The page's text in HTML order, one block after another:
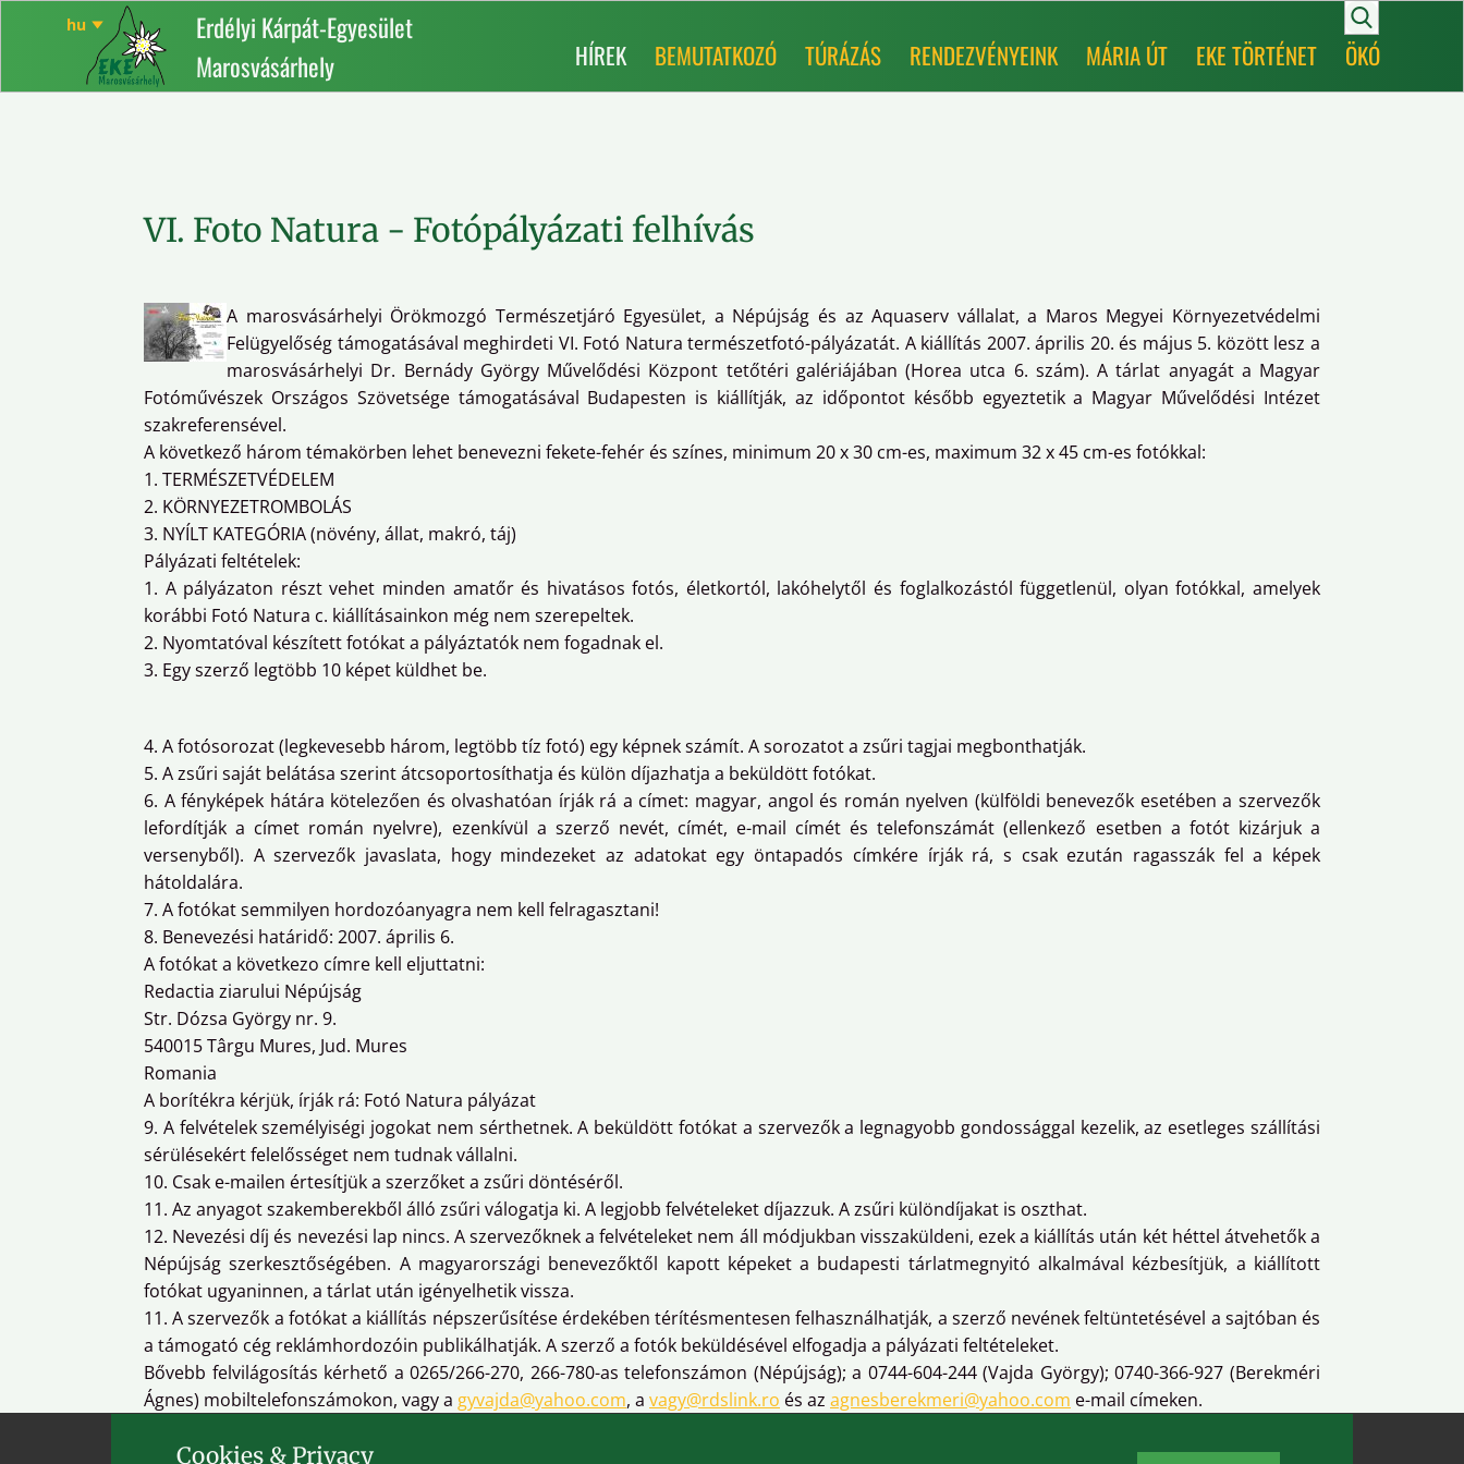
Erdélyi Kárpát-Egyesület
Marosvásárhely
HÍREK BEMUTATKOZÓ TÚRÁZÁS RENDEZVÉNYEINK MÁRIA ÚT EKE TÖRTÉNET ÖKÓ
VI. Foto Natura - Fotópályázati felhívás
A marosvásárhelyi Örökmozgó Természetjáró Egyesület, a Népújság és az Aquaserv vállalat, a Maros Megyei Környezetvédelmi
Felügyelőség támogatásával meghirdeti VI. Fotó Natura természetfotó-pályázatát. A kiállítás 2007. április 20. és május 5. között lesz a
marosvásárhelyi Dr. Bernády György Művelődési Központ tetőtéri galériájában (Horea utca 6. szám). A tárlat anyagát a Magyar
Fotóművészek Országos Szövetsége támogatásával Budapesten is kiállítják, az időpontot később egyeztetik a Magyar Művelődési Intézet
szakreferensével.
A következő három témakörben lehet benevezni fekete-fehér és színes, minimum 20 x 30 cm-es, maximum 32 x 45 cm-es fotókkal:
1. TERMÉSZETVÉDELEM
2. KÖRNYEZETROMBOLÁS
3. NYÍLT KATEGÓRIA (növény, állat, makró, táj)
Pályázati feltételek:
1. A pályázaton részt vehet minden amatőr és hivatásos fotós, életkortól, lakóhelytől és foglalkozástól függetlenül, olyan fotókkal, amelyek
korábbi Fotó Natura c. kiállításainkon még nem szerepeltek.
2. Nyomtatóval készített fotókat a pályáztatók nem fogadnak el.
3. Egy szerző legtöbb 10 képet küldhet be.
4. A fotósorozat (legkevesebb három, legtöbb tíz fotó) egy képnek számít. A sorozatot a zsűri tagjai megbonthatják.
5. A zsűri saját belátása szerint átcsoportosíthatja és külön díjazhatja a beküldött fotókat.
6. A fényképek hátára kötelezően és olvashatóan írják rá a címet: magyar, angol és román nyelven (külföldi benevezők esetében a szervezők
lefordítják a címet román nyelvre), ezenkívül a szerző nevét, címét, e-mail címét és telefonszámát (ellenkező esetben a fotót kizárjuk a
versenyből). A szervezők javaslata, hogy mindezeket az adatokat egy öntapadós címkére írják rá, s csak ezután ragasszák fel a képek
hátoldalára.
7. A fotókat semmilyen hordozóanyagra nem kell felragasztani!
8. Benevezési határidő: 2007. április 6.
A fotókat a következo címre kell eljuttatni:
Redactia ziarului Népújság
Str. Dózsa György nr. 9.
540015 Târgu Mures, Jud. Mures
Romania
A borítékra kérjük, írják rá: Fotó Natura pályázat
9. A felvételek személyiségi jogokat nem sérthetnek. A beküldött fotókat a szervezők a legnagyobb gondossággal kezelik, az esetleges szállítási
sérülésekért felelősséget nem tudnak vállalni.
10. Csak e-mailen értesítjük a szerzőket a zsűri döntéséről.
11. Az anyagot szakemberekből álló zsűri válogatja ki. A legjobb felvételeket díjazzuk. A zsűri különdíjakat is oszthat.
12. Nevezési díj és nevezési lap nincs. A szervezőknek a felvételeket nem áll módjukban visszaküldeni, ezek a kiállítás után két héttel átvehetők a
Népújság szerkesztőségében. A magyarországi benevezőktől kapott képeket a budapesti tárlatmegnyitó alkalmával kézbesítjük, a kiállított
fotókat ugyaninnen, a tárlat után igényelhetik vissza.
11. A szervezők a fotókat a kiállítás népszerűsítése érdekében térítésmentesen felhasználhatják, a szerző nevének feltüntetésével a sajtóban és
a támogató cég reklámhordozóin publikálhatják. A szerző a fotók beküldésével elfogadja a pályázati feltételeket.
Bővebb felvilágosítás kérhető a 0265/266-270, 266-780-as telefonszámon (Népújság); a 0744-604-244 (Vajda György); 0740-366-927 (Berekméri
Ágnes) mobiltelefonszámokon, vagy a gyvajda@yahoo.com, a vagy@rdslink.ro és az agnesberekmeri@yahoo.com e-mail címeken.
Cookies & Privacy